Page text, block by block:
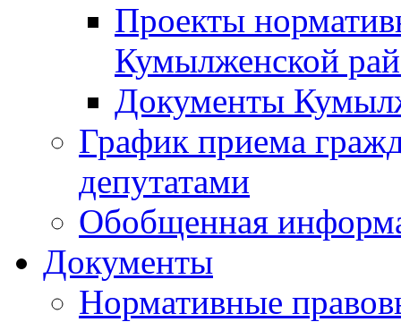
Проекты
Кумылженской
Документы
График приема
депутатами
Обобщенная
Документы
Нормативные